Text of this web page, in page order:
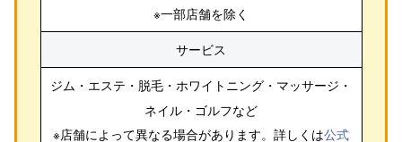
※一部店舗を除く
サービス
ジム・エステ・脱毛・ホワイトニング・マッサージ・
ネイル・ゴルフなど
※店舗によって異なる場合があります。詳しくは公式